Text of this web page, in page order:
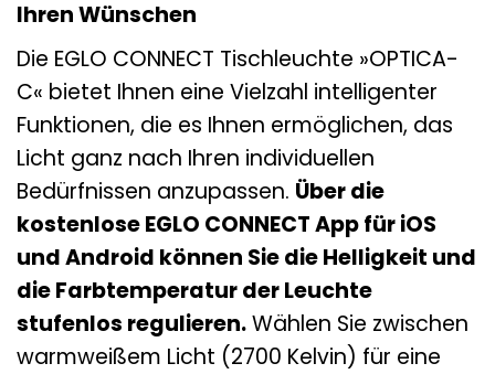
Ihren Wünschen
Die EGLO CONNECT Tischleuchte »OPTICA-
C« bietet Ihnen eine Vielzahl intelligenter
Funktionen, die es Ihnen ermöglichen, das
Licht ganz nach Ihren individuellen
Bedürfnissen anzupassen. Über die
kostenlose EGLO CONNECT App für iOS
und Android können Sie die Helligkeit und
die Farbtemperatur der Leuchte
stufenlos regulieren.Wählen Sie zwischen
warmweißem Licht (2700 Kelvin) für eine